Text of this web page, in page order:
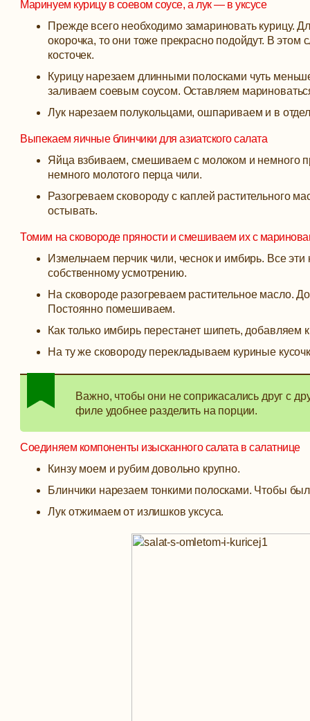
Маринуем курицу в соевом соусе, а лук — в уксусе
Прежде всего необходимо замариновать курицу.
окорочка, то они тоже прекрасно подойдут. В этом
косточек.
Курицу нарезаем длинными полосками чуть
заливаем соевым соусом. Оставляем
Лук нарезаем полукольцами, ошпариваем и в
Выпекаем яичные блинчики для азиатского салата
Яйца взбиваем, смешиваем с молоком и немного
немного молотого перца чили.
Разогреваем сковороду с каплей растительного
остывать.
Томим на сковороде пряности и смешиваем их с
Измельчаем перчик чили, чеснок и имбирь. Все
собственному усмотрению.
На сковороде разогреваем растительное масло.
Постоянно помешиваем.
Как только имбирь перестанет шипеть,
На ту же сковороду перекладываем куриные
Важно, чтобы они не соприкасались друг с
филе удобнее разделить на порции.
Соединяем компоненты изысканного салата в салатнице
Кинзу моем и рубим довольно крупно.
Блинчики нарезаем тонкими полосками. Чтобы
Лук отжимаем от излишков уксуса.